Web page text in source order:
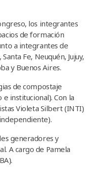
los integrantes
de formación
a integrantes de
Fe, Neuquén, Jujuy,
y Buenos Aires.
de compostaje
institucional). Con la
Violeta Silbert (INTI)
generadores y
A cargo de Pamela